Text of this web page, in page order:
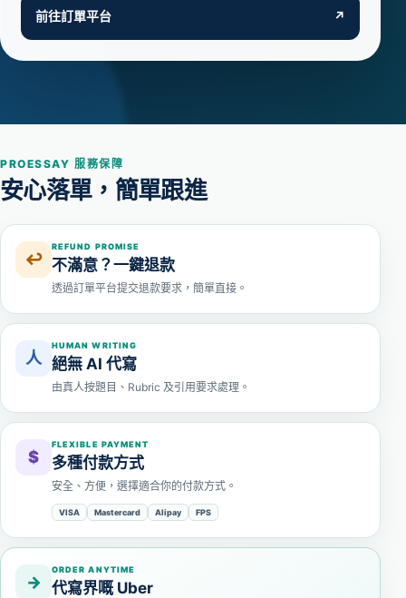
前往訂單平台 ↗
PROESSAY 服務保障
安心落單，簡單跟進
↩
REFUND PROMISE
不滿意？一鍵退款
透過訂單平台提交退款要求，簡單直接。
人
HUMAN WRITING
絕無 AI 代寫
由真人按題目、Rubric 及引用要求處理。
$
FLEXIBLE PAYMENT
多種付款方式
安全、方便，選擇適合你的付款方式。
VISA Mastercard Alipay FPS
→
ORDER ANYTIME
代寫界嘅 Uber